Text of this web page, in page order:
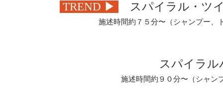
TREND ▶︎ スパイラル・ツ
施述時間約７５分〜（シャンプー、
スパイラ
施述時間約９０分〜（シャン